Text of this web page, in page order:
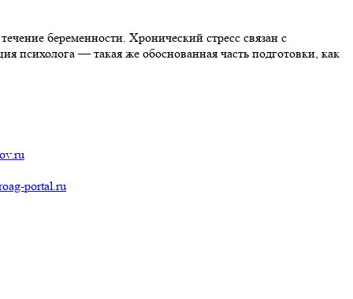
беременности. Хронический стресс связан с
психолога — такая же обоснованная часть подготовки, как
portal.ru